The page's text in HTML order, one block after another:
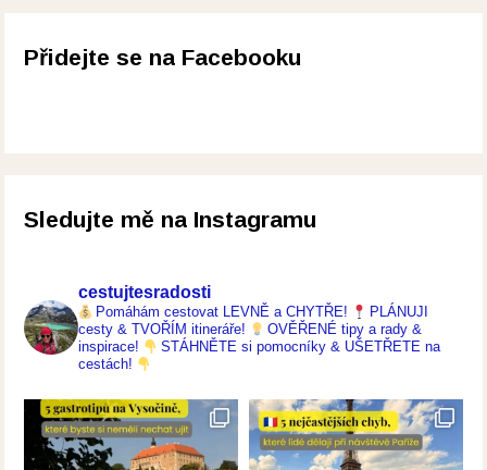
Přidejte se na Facebooku
Sledujte mě na Instagramu
cestujtesradosti
Pomáhám cestovat LEVNĚ a CHYTŘE!
PLÁNUJI
cesty & TVOŘÍM itineráře!
OVĚŘENÉ tipy a rady &
inspirace!
STÁHNĚTE si pomocníky & UŠETŘETE na
cestách!